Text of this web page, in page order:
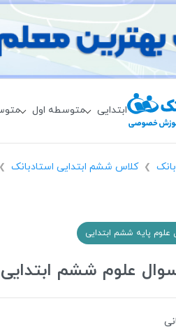
ابتدایی متوسطه اول
❯ کلاس ششم ابتدایی استادبانک ❯
علوم پایه ششم ابتدایی
علوم ششم